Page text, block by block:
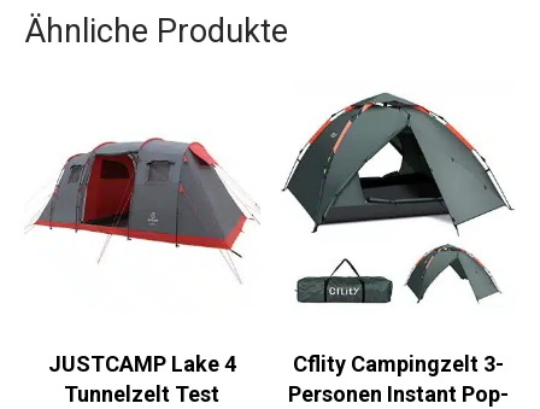
Ähnliche Produkte
JUSTCAMP Lake 4
Tunnelzelt Test
Cflity Campingzelt 3-
Personen Instant Pop-